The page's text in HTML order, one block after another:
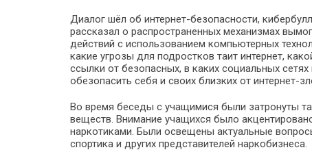
Диалог шёл об интернет-безопасности,
рассказал о распространенных механизмах
действий с использованием компьютерных
какие угрозы для подростков таит интернет,
ссылки от безопасных, в каких социальных
обезопасить себя и своих близких от интернет-
Во время беседы с учащимися были затронуты
веществ. Внимание учащихся было
наркотиками. Были освещены актуальные
спортика и других представителей наркобизнеса.